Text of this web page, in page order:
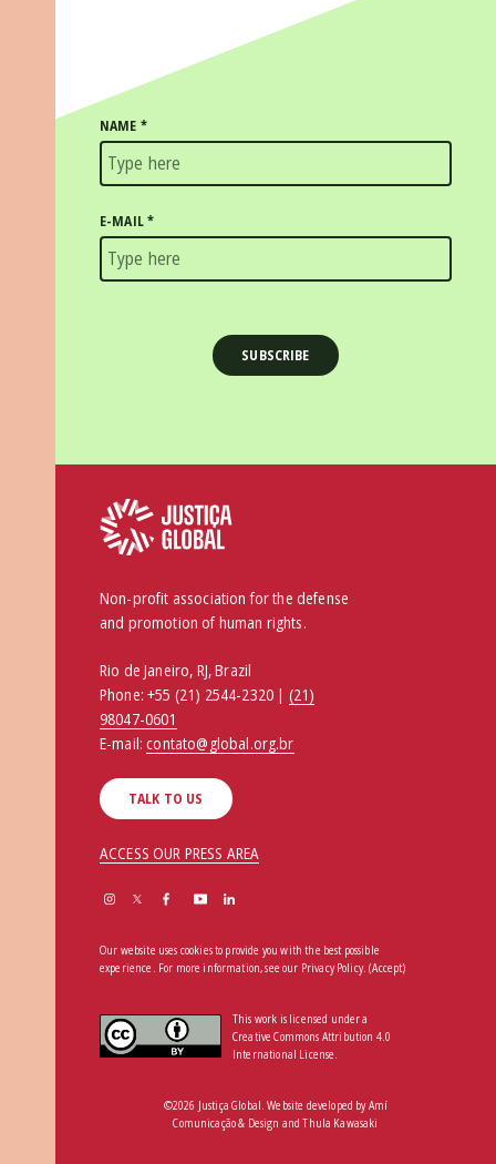
NAME *
E-MAIL*
Non-profit association for the defense
and promotion of human rights.
Rio de Janeiro, RJ, Brazil
Phone:+55 (21) 2544-2320 | (21)
98047-0601
E-mail:contato@global.org.br
TALK TO US
ACCESS OUR PRESS AREA
Our website uses cookies to provide you with the best possible
experience. For more information, see our Privacy Policy.(Accept)
This work is licensed under a
Creative Commons Attribution 4.0
International License.
©2026 Justiça Global. Website developed byAmí
Comunicação & Design andThula Kawasaki